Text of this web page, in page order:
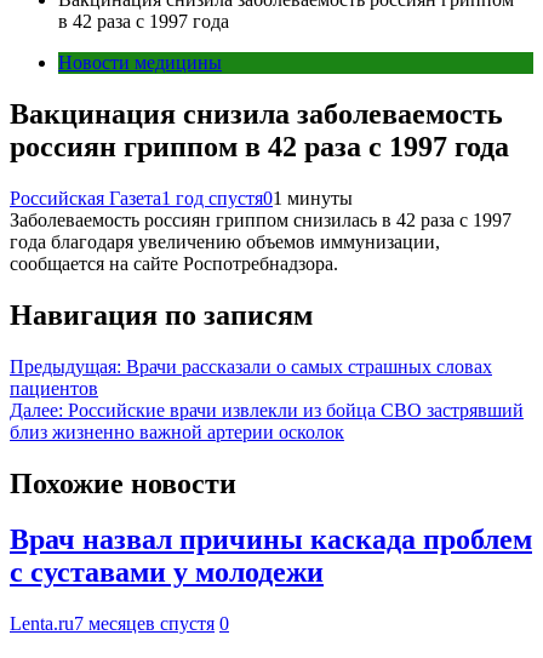
в 42 раза с 1997 года
Новости медицины
Вакцинация снизила заболеваемость
россиян гриппом в 42 раза с 1997 года
Российская Газета1 год спустя01 минуты
Заболеваемость россиян гриппом снизилась в 42 раза с 1997
года благодаря увеличению объемов иммунизации,
сообщается на сайте Роспотребнадзора.
Навигация по записям
Предыдущая: Врачи рассказали о самых страшных словах
пациентов
Далее: Российские врачи извлекли из бойца СВО застрявший
близ жизненно важной артерии осколок
Похожие новости
Врач назвал причины каскада проблем
с суставами у молодежи
Lenta.ru7 месяцев спустя 0